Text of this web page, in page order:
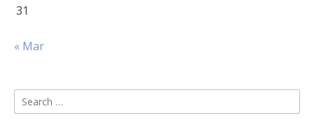
31
« Mar
Search
for: